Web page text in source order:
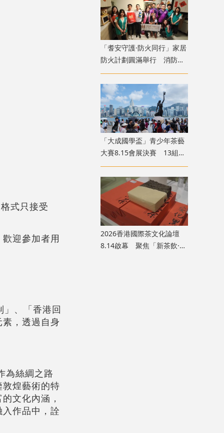
式只接受
迎參加者用
、「香港回
，透過自身
為絲綢之路
煌藝術的特
文化內涵，
作品中，詮
「耆安守護·防火同行」家居
防火計劃圓滿舉行 消防處
義工隊為長者裝「防火三
寶」
「大成國學盃」青少年茶藝
大賽8.15會展決賽 13組兩
岸四地選手香江以茗會友
2026香港國際茶文化論壇
8.14啟幕 聚焦「新茶飲·新